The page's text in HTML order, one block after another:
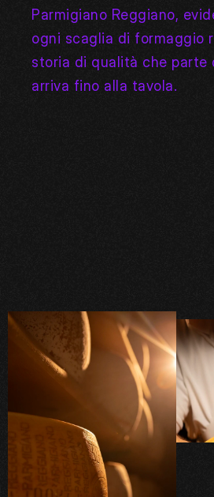
Parmigiano Reggiano,
ogni scaglia di formaggio
storia di qualità che parte
arriva fino alla tavola.